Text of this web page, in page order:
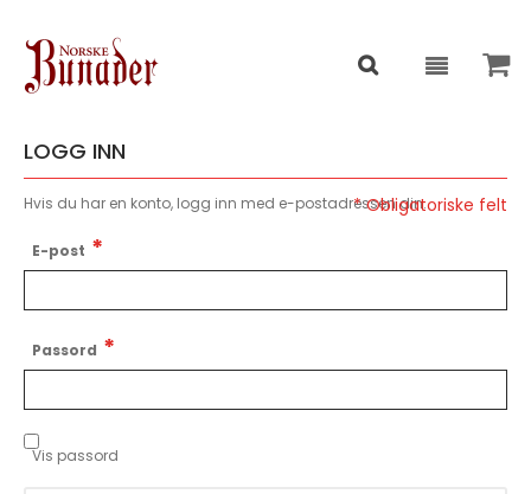
LOGG INN
Hvis du har en konto, logg inn med e-postadressen din.
E-post
Passord
Vis passord